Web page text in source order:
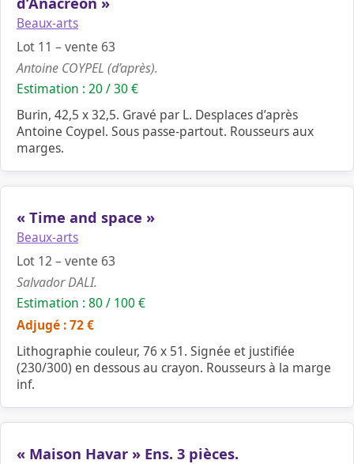
Beaux-arts
Lot 11 – vente 63
Antoine COYPEL (d’après).
Estimation : 20 / 30 €
Burin, 42,5 x 32,5. Gravé par L. Desplaces d’après
Antoine Coypel. Sous passe-partout. Rousseurs aux
marges.
« Time and space »
Beaux-arts
Lot 12 – vente 63
Salvador DALI.
Estimation : 80 / 100 €
Adjugé : 72 €
Lithographie couleur, 76 x 51. Signée et justifiée
(230/300) en dessous au crayon. Rousseurs à la marge
inf.
« Maison Havar » Ens. 3 pièces.